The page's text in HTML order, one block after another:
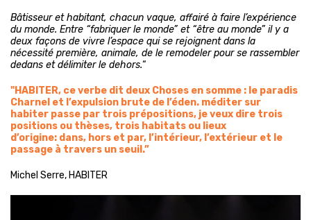
Bâtisseur et habitant, chacun vaque, affairé à faire l’expérience
du monde. Entre “fabriquer le monde” et “être au monde” il y a
deux façons de vivre l’espace qui se rejoignent dans la
nécessité première, animale, de le remodeler pour se rassembler
dedans et délimiter le dehors.“
"HABITER, ceverbe dit deux Choses en somme : le paradis
Charnel et l ’expulsion brute de l ’éden. méditer sur
habiter passe par trois prépositions, je veux dire trois
positions ou thèses, trois habitats ou lieux
d’origine: dans, hors et par, ’intérieur, ’extérieur et le
passage à travers un seuil .”
Michel Serre, HABITER